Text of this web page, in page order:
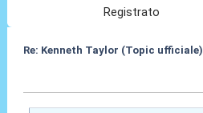
Registrato
Re: Kenneth Taylor (Topic ufficiale)